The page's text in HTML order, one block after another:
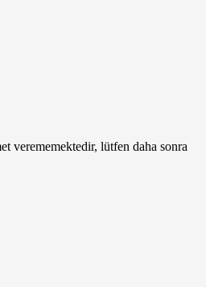
verememektedir, lütfen daha sonra